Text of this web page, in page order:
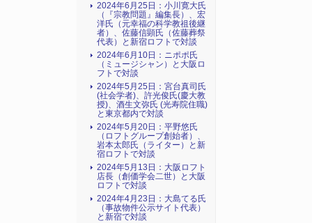
2024年6月25日：小川寛大氏
（『宗教問題』編集長）、宏
洋氏（元幸福の科学教祖後継
者）、佐藤信顕氏（佐藤葬祭
代表）と新宿ロフトで対談
2024年6月10日：ニポポ氏
（ミュージシャン）と大阪ロ
フトで対談
2024年5月25日：宮台真司氏
(社会学者)、許光俊氏(慶大教
授)、酒生文弥氏 (光寿院住職)
と東京都内で対談
2024年5月20日：平野悠氏
（ロフトグループ創始者）、
岩本太郎氏（ライター）と新
宿ロフトで対談
2024年5月13日：大阪ロフト
店長（創価学会二世）と大阪
ロフトで対談
2024年4月23日：大島てる氏
（事故物件公示サイト代表）
と新宿で対談